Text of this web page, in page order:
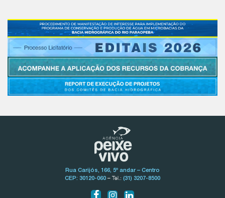
Rua Carijós, 166, 5º andar – Centro
CEP: 30120-060 – Tel.: (31) 3207-8500